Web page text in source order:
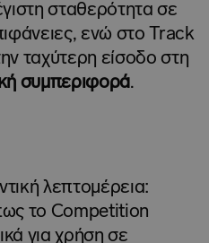
σταθερότητα σε
ενώ στο Track
ταχύτερη είσοδο στη
συμπεριφορά.
λεπτομέρεια:
το Competition
για χρήση σε